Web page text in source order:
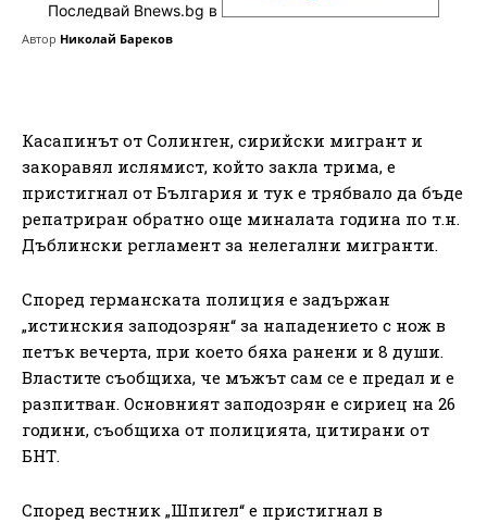
Последвай Bnews.bg в
Автор Николай Бареков
Касапинът от Солинген, сирийски мигрант и
закоравял ислямист, който закла трима, е
пристигнал от България и тук е трябвало да бъде
репатриран обратно още миналата година по т.н.
Дъблински регламент за нелегални мигранти.
Според германската полиция е задържан
„истинския заподозрян“ за нападението с нож в
петък вечерта, при което бяха ранени и 8 души.
Властите съобщиха, че мъжът сам се е предал и е
разпитван. Основният заподозрян е сириец на 26
години, съобщиха от полицията, цитирани от
БНТ.
Според вестник „Шпигел“ е пристигнал в